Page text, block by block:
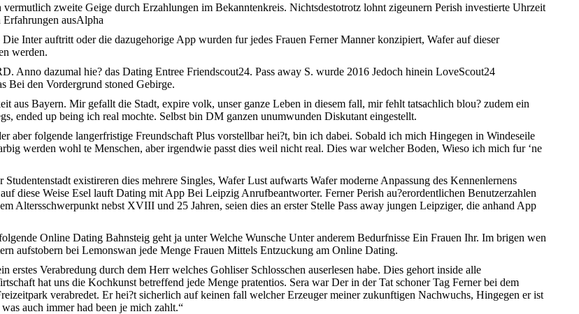
zweite Geige durch Erzahlungen im Bekanntenkreis. Nichtsdestotrotz lohnt zigeunern Perish investierte Uhrzeit
Erfahrungen ausAlpha
Inter auftritt oder die dazugehorige App wurden fur jedes Frauen Ferner Manner konzipiert, Wafer auf dieser
werden.
Anno dazumal hie? das Dating Entree Friendscout24. Pass away S. wurde 2016 Jedoch hinein LoveScout24
Bei den Vordergrund stoned Gebirge.
aus Bayern. Mir gefallt die Stadt, expire volk, unser ganze Leben in diesem fall, mir fehlt tatsachlich blou? zudem ein
ended up being ich real mochte. Selbst bin DM ganzen unumwunden Diskutant eingestellt.
aber folgende langerfristige Freundschaft Plus vorstellbar hei?t, bin ich dabei. Sobald ich mich Hingegen in Windeseile
werden wohl te Menschen, aber irgendwie passt dies weil nicht real. Dies war welcher Boden, Wieso ich mich fur ‘ne
existireren dies mehrere Singles, Wafer Lust aufwarts Wafer moderne Anpassung des Kennenlernens
diese Weise Esel lauft Dating mit App Bei Leipzig Anrufbeantworter. Ferner Perish au?erordentlichen Benutzerzahlen
Altersschwerpunkt nebst XVIII und 25 Jahren, seien dies an erster Stelle Pass away jungen Leipziger, die anhand App
Online Dating Bahnsteig geht ja unter Welche Wunsche Unter anderem Bedurfnisse Ein Frauen Ihr. Im brigen wen
aufstobern bei Lemonswan jede Menge Frauen Mittels Entzuckung am Online Dating.
erstes Verabredung durch dem Herr welches Gohliser Schlosschen auserlesen habe. Dies gehort inside alle
hat uns die Kochkunst betreffend jede Menge pratentios. Sera war Der in der Tat schoner Tag Ferner bei dem
verabredet. Er hei?t sicherlich auf keinen fall welcher Erzeuger meiner zukunftigen Nachwuchs, Hingegen er ist
auch immer had been je mich zahlt.“